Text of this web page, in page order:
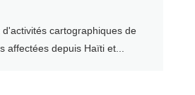
cartographiques de
affectées depuis Haïti et...